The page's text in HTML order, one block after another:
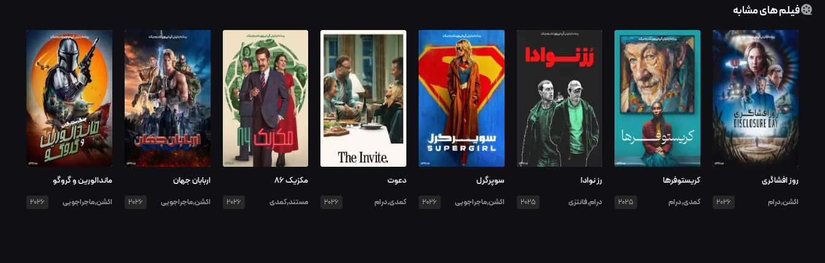
فیلم های مشابه
روز افشاگری
اکشن,درام 2026
کریستوفرها
کمدی,درام 2025
رز نوادا
درام,فانتزی 2025
سوپرگرل
اکشن,ماجراجویی 2026
دعوت
کمدی,درام 2026
مکزیک ۸۶
مستند,کمدی 2026
اربابان جهان
اکشن,ماجراجویی 2026
ماندالورین و گروگو
اکشن,ماجراجویی 2026